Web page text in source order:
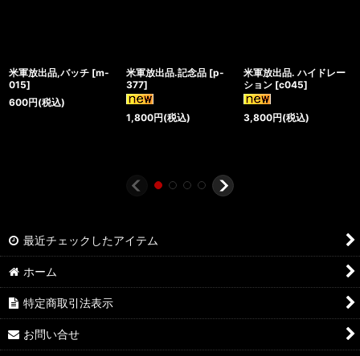
米軍放出品,バッチ [m-
015]
600円(税込)
米軍放出品.記念品 [p-
377]
1,800円(税込)
米軍放出品. ハイドレー
ション [c045]
3,800円(税込)
最近チェックしたアイテム
ホーム
特定商取引法表示
お問い合せ